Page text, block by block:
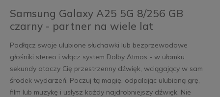
Samsung Galaxy A25 5G 8/256 GB
czarny - partner na wiele lat
Podłącz swoje ulubione słuchawki lub bezprzewodowe
głośniki stereo i włącz system Dolby Atmos - w ułamku
sekundy otoczy Cię przestrzenny dźwięk, wciągający w sam
środek wydarzeń. Poczuj tą magię, odpalając ulubioną grę,
film lub muzykę i usłysz każdy najdrobniejszy dźwięk. Nie